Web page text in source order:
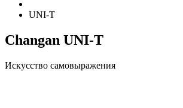
UNI-T
Changan UNI-T
Искусство самовыражения